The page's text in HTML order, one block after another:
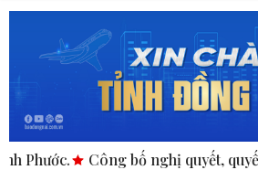
bố nghị quyết, quyết định tại các